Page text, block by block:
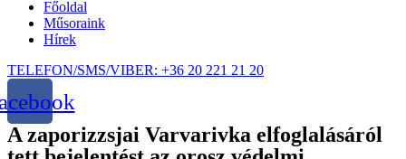
Főoldal
Műsoraink
Hírek
TELEFON/SMS/VIBER: +36 20 221 21 20
A zaporizzsjai Varvarivka elfoglalásáról